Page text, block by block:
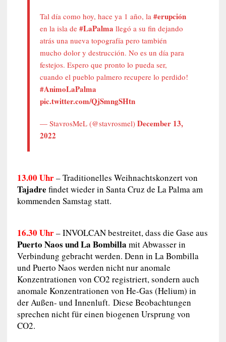
Tal día como hoy, hace ya 1 año, la #erupción
en la isla de #LaPalma llegó a su fin dejando
atrás una nueva topografía pero también
mucho dolor y destrucción. No es un día para
festejos. Espero que pronto lo pueda ser,
cuando el pueblo palmero recupere lo perdido!
#AnimoLaPalma
pic.twitter.com/QjSmngSHtn
— StavrosMeL (@stavrosmel) December 13,
2022
13.00 Uhr– Traditionelles Weihnachtskonzert von
Tajadre findet wieder in Santa Cruz de La Palma am
kommenden Samstag statt.
16.30 Uhr– INVOLCAN bestreitet, dass die Gase aus
Puerto Naos und La Bombilla mit Abwasser in
Verbindung gebracht werden. Denn in La Bombilla
und Puerto Naos werden nicht nur anomale
Konzentrationen von CO2 registriert, sondern auch
anomale Konzentrationen von He-Gas (Helium) in
der Außen- und Innenluft. Diese Beobachtungen
sprechen nicht für einen biogenen Ursprung von
CO2.